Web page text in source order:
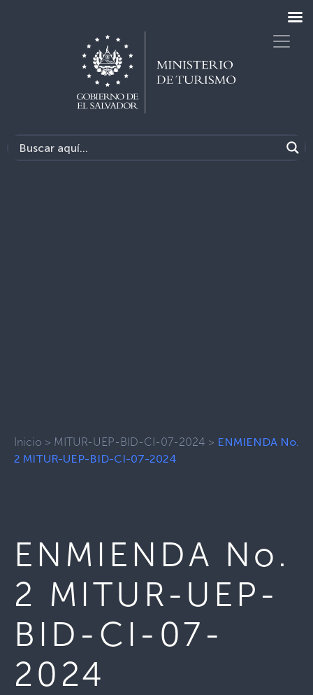
Inicio > MITUR-UEP-BID-CI-07-2024 > ENMIENDA No.
2 MITUR-UEP-BID-CI-07-2024
ENMIENDA No.
2 MITUR-UEP-
BID-CI-07-
2024